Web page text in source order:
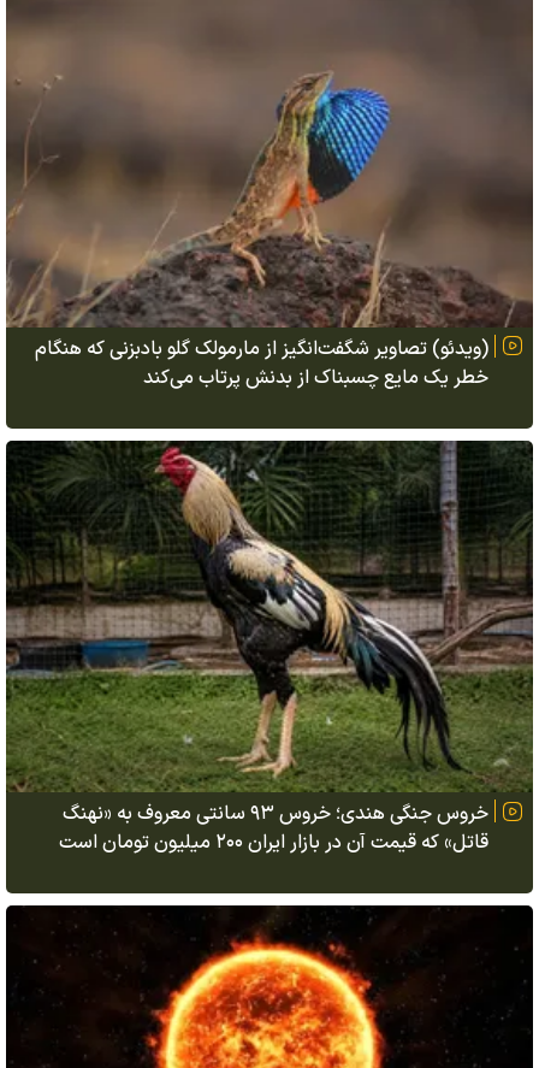
(ویدئو) تصاویر شگفت‌انگیز از مارمولک گلو بادبزنی که هنگام
خطر یک مایع چسبناک از بدنش پرتاب می‌کند
خروس جنگی هندی؛ خروس ۹۳ سانتی معروف به «نهنگ
قاتل» که قیمت آن در بازار ایران ۲۰۰ میلیون تومان است